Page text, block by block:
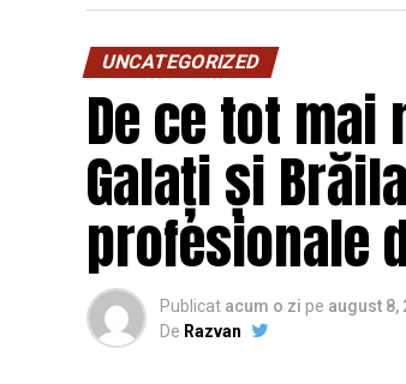
UNCATEGORIZED
De ce tot
Galați și
profesionale
Publicat acum o zi pe august 8,
De Razvan